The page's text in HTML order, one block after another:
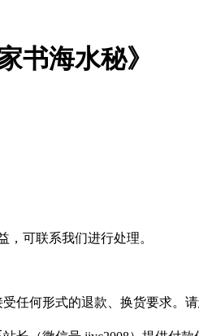
书海水秘》
可联系我们进行处理。
任何形式的退款、换货要求。